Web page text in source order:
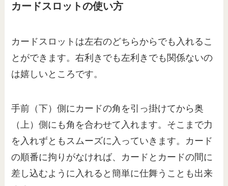
カードスロットの使い方
カードスロットは左右のどちらからでも入れるこ
とができます。右利きでも左利きでも関係ないの
は嬉しいところです。
手前（下）側にカードの角を引っ掛けてから奥
（上）側にも角を合わせて入れます。そこまで力
を入れずともスムーズに入っていきます。カード
の順番に拘りがなければ、カードとカードの間に
差し込むように入れると簡単に仕舞うことも出来